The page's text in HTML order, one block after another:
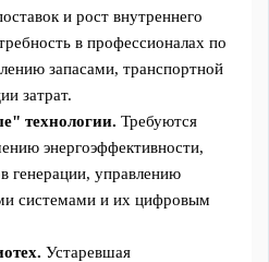
и рост внутреннего
в профессионалах по
запасами, транспортной
затрат.
технологии. Требуются
энергоэффективности,
генерации, управлению
системами и их цифровым
Устаревшая